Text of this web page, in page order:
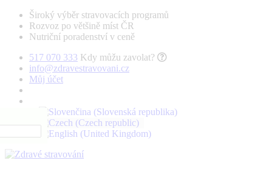
Široký výběr stravovacích programů
Rozvoz po většině míst ČR
Nutriční poradenství v ceně
517 070 333 Kdy můžu zavolat?
info@zdravestravovani.cz
Můj účet